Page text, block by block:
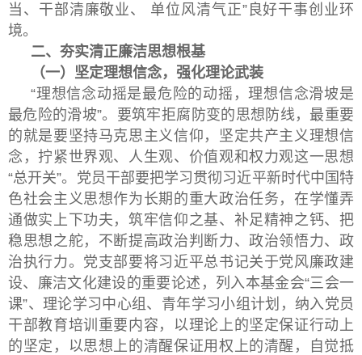
当、干部清廉敬业、 单位风清气正”良好干事创业环
境。
二、夯实清正廉洁思想根基
（一）坚定理想信念，强化理论武装
“理想信念动摇是最危险的动摇，理想信念滑坡是
最危险的滑坡”。要筑牢拒腐防变的思想防线，最重要
的就是要坚持马克思主义信仰，坚定共产主义理想信
念，拧紧世界观、人生观、价值观和权力观这一思想
“总开关”。党员干部要把学习贯彻习近平新时代中国特
色社会主义思想作为长期的重大政治任务，在学懂弄
通做实上下功夫，筑牢信仰之基、补足精神之钙、把
稳思想之舵，不断提高政治判断力、政治领悟力、政
治执行力。党支部要将习近平总书记关于党风廉政建
设、廉洁文化建设的重要论述，列入本基金会“三会一
课”、理论学习中心组、青年学习小组计划，纳入党员
干部教育培训重要内容，以理论上的坚定保证行动上
的坚定，以思想上的清醒保证用权上的清醒，自觉抵